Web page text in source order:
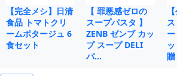
【完全メシ】日清
食品 トマトクリ
ームポタージュ 6
食セット
【 罪悪感ゼロの
スープパスタ 】
ZENB ゼンブ カッ
プ スープ DELI
パ…